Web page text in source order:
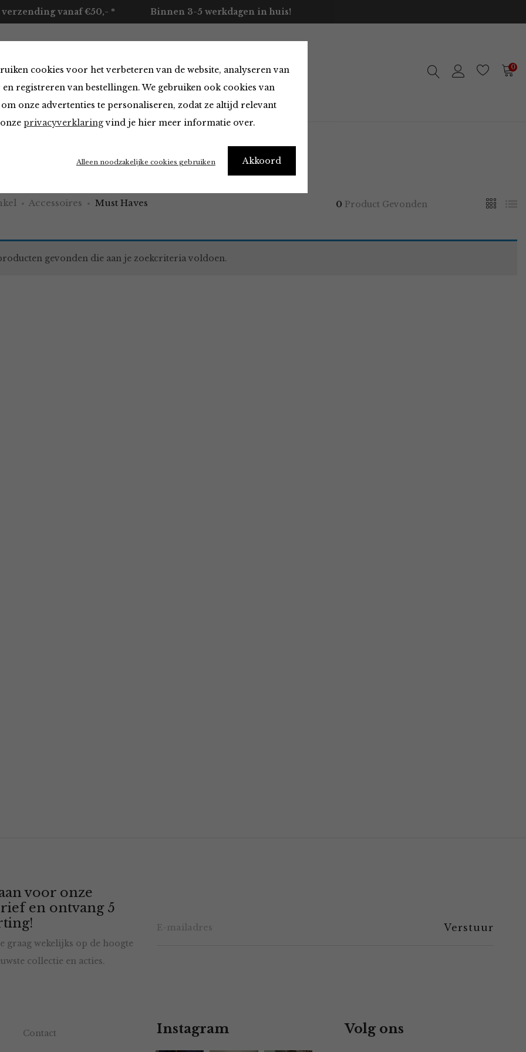
cookies voor het verbeteren van de website, analyseren van
en registreren van bestellingen. We gebruiken ook cookies van
onze advertenties te personaliseren, zodat ze altijd relevant
privacyverklaringvind je hier meer informatie over.
Akkoord
Alleen noodzakelijke cookies gebruiken
verzending vanaf €50,- * Binnen 3-5 werkdagen in huis!
Merken Over ons Contact 0
Accessoires Must Haves 0 Product Gevonden
gevonden die aan je zoekcriteria voldoen.
voor onze
en ontvang 5
graag wekelijks op de hoogte
collectie en acties.
Contact Instagram Volg ons